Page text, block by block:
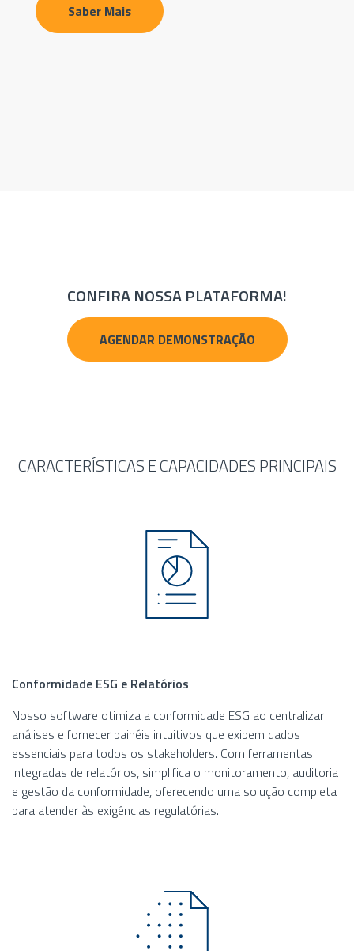
Saber Mais
CONFIRA NOSSA PLATAFORMA!
AGENDAR DEMONSTRAÇÃO
CARACTERÍSTICAS E CAPACIDADES PRINCIPAIS
Conformidade ESG e Relatórios
Nosso software otimiza a conformidade ESG ao centralizar
análises e fornecer painéis intuitivos que exibem dados
essenciais para todos os stakeholders. Com ferramentas
integradas de relatórios, simplifica o monitoramento, auditoria
e gestão da conformidade, oferecendo uma solução completa
para atender às exigências regulatórias.